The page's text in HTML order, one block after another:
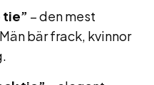
tie” – den mest
bär frack, kvinnor